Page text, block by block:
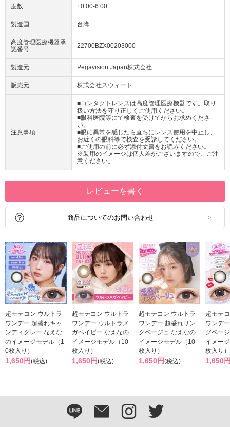
度数 ±0.00-6.00
製造国 台湾
高度管理医療機器承
認番号
22700BZX00203000
製造元 Pegavision Japan株式会社
販売元 株式会社スウィート
注意事項
■コンタクトレンズは高度管理医療機器です。取り
扱い方法を守り正しくご使用ください。
■眼科医院等にて検査を受けてからお求めくださ
い。
■眼に異常を感じたら直ちにレンズ使用を中止し、
お近くの眼科等で検査を受診してください。
■ご使用の前に必ず添付文書をお読みください。
※装用のイメージは個人差がございますので、ご注
意ください。
レビューを書く
商品についてのお問い合わせ
超モテコン ウルトラ
ワンデー 超盛れキャ
ンディグレー なえな
のイメージモデル（1
0枚入り）
1,650円(税込)
超モテコン ウルトラ
ワンデー ウルトラメ
ガベイビー なえなの
イメージモデル（10
枚入り）
1,650円(税込)
超モテコン ウルトラ
ワンデー 超盛れリン
グベージュ なえなの
イメージモデル（10
枚入り）
1,650円(税込)
超モテ
ワンデ
グベー
イメー
枚入り）
1,650